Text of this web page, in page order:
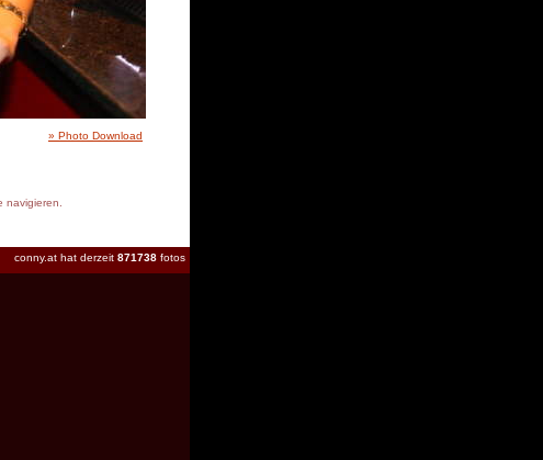
» Photo Download
navigieren.
conny.at hat derzeit 871738 fotos